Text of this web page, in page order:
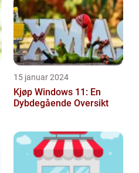
15 januar 2024
Kjøp Windows 11: En
Dybdegående Oversikt